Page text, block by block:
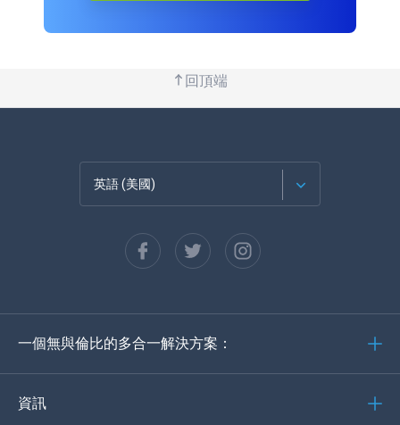
回頂端
英語 (美國)
西班牙語
德語
一個無與倫比的多合一解決方案：
資訊